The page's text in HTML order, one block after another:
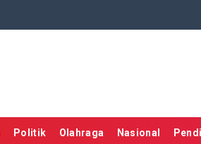
Politik Olahraga Nasional